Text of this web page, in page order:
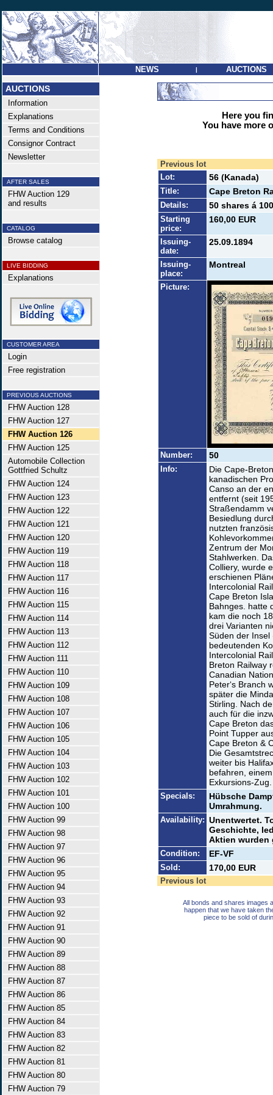
NEWS | AUCTIONS
AUCTIONS
Information
Explanations
Terms and Conditions
Consignor Contract
Newsletter
AFTER SALES
FHW Auction 129
and results
CATALOG
Browse catalog
LIVE BIDDING
Explanations
CUSTOMER AREA
Login
Free registration
PREVIOUS AUCTIONS
FHW Auction 128
FHW Auction 127
FHW Auction 126
FHW Auction 125
Automobile Collection
Gottfried Schultz
FHW Auction 124
FHW Auction 123
FHW Auction 122
FHW Auction 121
FHW Auction 120
FHW Auction 119
FHW Auction 118
FHW Auction 117
FHW Auction 116
FHW Auction 115
FHW Auction 114
FHW Auction 113
FHW Auction 112
FHW Auction 111
FHW Auction 110
FHW Auction 109
FHW Auction 108
FHW Auction 107
FHW Auction 106
FHW Auction 105
FHW Auction 104
FHW Auction 103
FHW Auction 102
FHW Auction 101
FHW Auction 100
FHW Auction 99
FHW Auction 98
FHW Auction 97
FHW Auction 96
FHW Auction 95
FHW Auction 94
FHW Auction 93
FHW Auction 92
FHW Auction 91
FHW Auction 90
FHW Auction 89
FHW Auction 88
FHW Auction 87
FHW Auction 86
FHW Auction 85
FHW Auction 84
FHW Auction 83
FHW Auction 82
FHW Auction 81
FHW Auction 80
FHW Auction 79
Here you
You have more
Previous lot
Lot:
56 (Kanada)
Title: Cape Breton
Details: 50 shares á
Starting
price:
160,00 EUR
Issuing-
date:
25.09.1894
Issuing-
place:
Montreal
Picture:
Number: 50
Info:
Die Cape-
kanadischen
Canso an der
entfernt (seit
Straßendamm
Besiedlung
nutzten
Zentrum der
Stahlwerken.
Colliery, wurde
erschienen
Intercolonial
Cape Breton
Bahnges. hatte
kam die noch
drei Varianten
Süden der Insel
bedeutenden
Intercolonial
Breton Railway
Canadian
Peter‘s Branch
später die
Stirling. Nach
auch für die
Cape Breton
Point Tupper
Cape Breton &
Die
weiter bis
befahren,
Exkursions-Zug.
Specials:
Hübsche
Umrahmung.
Availability: Unentwertet.
Geschichte,
Aktien wurden
Condition: EF-VF
Sold: 170,00 EUR
Previous lot
All bonds and shares images
happen that we have taken
piece to be sold of